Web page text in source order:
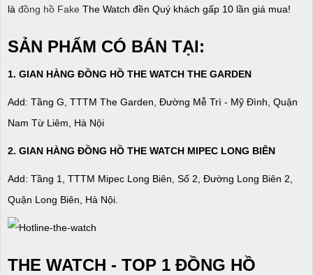
là đồng hồ Fake The Watch đền Quý khách gấp 10 lần giá mua!
SẢN PHẨM CÓ BÁN TẠI:
1. GIAN HÀNG ĐỒNG HỒ THE WATCH THE GARDEN
Add: Tầng G, TTTM The Garden, Đường Mễ Trì - Mỹ Đình, Quận
Nam Từ Liêm, Hà Nội
2. GIAN HÀNG ĐỒNG HỒ THE WATCH MIPEC LONG BIÊN
Add: Tầng 1, TTTM Mipec Long Biên, Số 2, Đường Long Biên 2,
Quận Long Biên, Hà Nội.
THE WATCH - TOP 1 ĐỒNG HỒ